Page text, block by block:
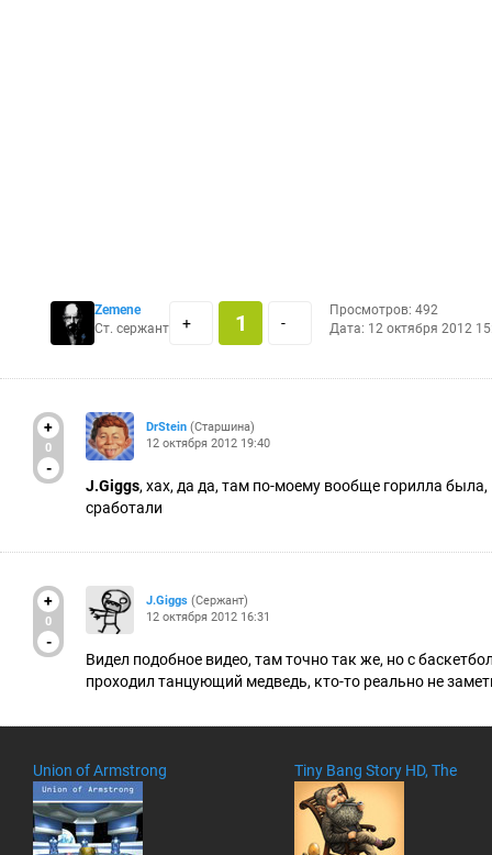
Zemene
Ст. сержант
+ 1 -
Просмотров: 492
Дата: 12 октября 2012
+
0
-
DrStein (Старшина)
12 октября 2012 19:40
J.Giggs, хах, да да, там по-моему вообще горилла была,
сработали
+
0
-
J.Giggs (Сержант)
12 октября 2012 16:31
Видел подобное видео, там точно так же, но с
проходил танцующий медведь, кто-то реально не
Union of Armstrong Tiny Bang Story HD, The